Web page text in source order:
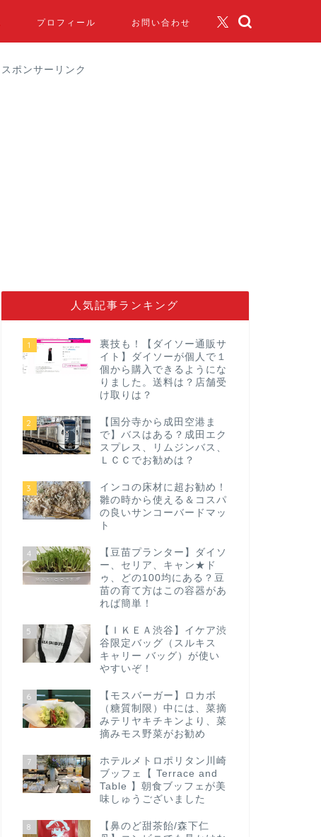
プロフィール お問い合わせ
スポンサーリンク
人気記事ランキング
1
裏技も！【ダイソー通販サ
イト】ダイソーが個人で１
個から購入できるようにな
りました。送料は？店舗受
け取りは？
2
【国分寺から成田空港ま
で】バスはある？成田エク
スプレス、リムジンバス、
ＬＣＣでお勧めは？
3
インコの床材に超お勧め！
雛の時から使える＆コスパ
の良いサンコーバードマッ
ト
4
【豆苗プランター】ダイソ
ー、セリア、キャン★ド
ゥ、どの100均にある？豆
苗の育て方はこの容器があ
れば簡単！
5
【ＩＫＥＡ渋谷】イケア渋
谷限定バッグ（スルキス
キャリー バッグ）が使い
やすいぞ！
6
【モスバーガー】ロカボ
（糖質制限）中には、菜摘
みテリヤキチキンより、菜
摘みモス野菜がお勧め
7
ホテルメトロポリタン川崎
ブッフェ【 Terrace and
Table 】朝食ブッフェが美
味しゅうございました
8
【鼻のど甜茶飴/森下仁